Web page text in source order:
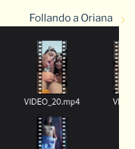
Follando a Oriana